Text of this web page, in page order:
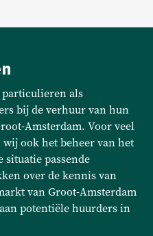
particulieren als
bij de verhuur van hun
Amsterdam. Voor veel
ook het beheer van het
passende
over de kennis van
van Groot-Amsterdam
potentiële huurders in